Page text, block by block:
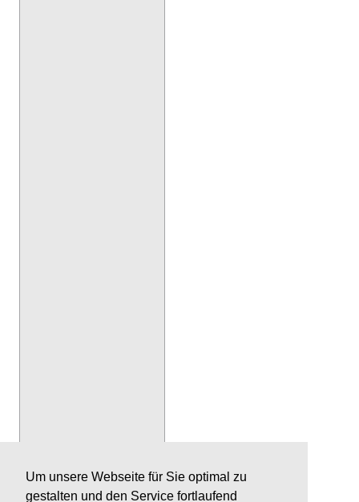
Um unsere Webseite für Sie optimal zu
gestalten und den Service fortlaufend